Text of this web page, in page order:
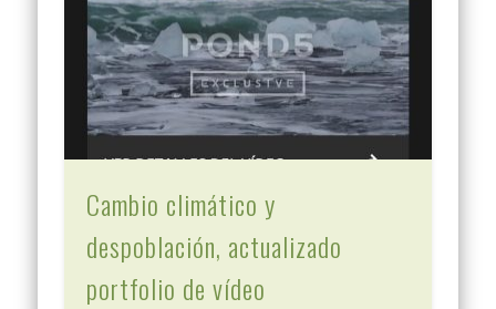
Cambio climático y
despoblación, actualizado
portfolio de vídeo